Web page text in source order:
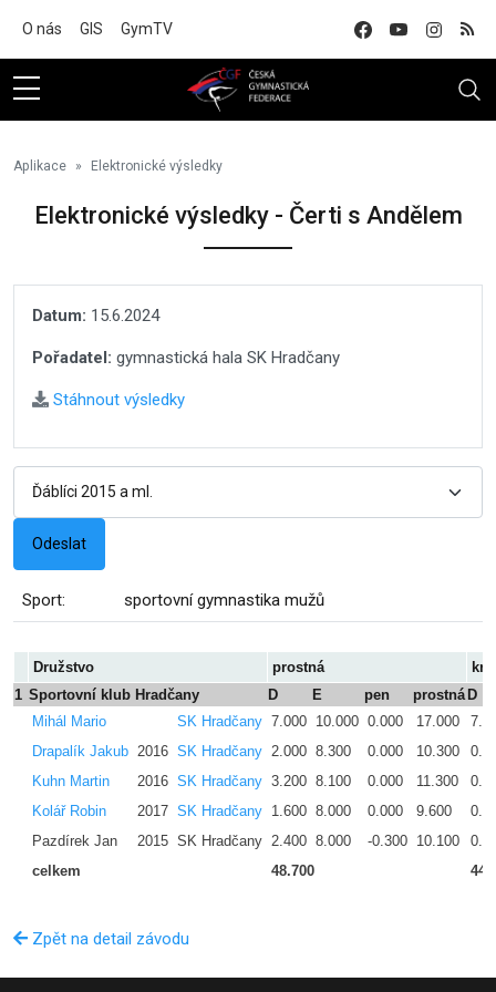
O nás GIS GymTV
Aplikace Elektronické výsledky
Elektronické výsledky - Čerti s Andělem
Datum: 15.6.2024
Pořadatel: gymnastická hala SK Hradčany
Stáhnout výsledky
Sport: sportovní gymnastika mužů
Družstvo prostná
1 Sportovní klub Hradčany D E pen prostná D
Mihál Mario
SK Hradčany 7.000 10.000 0.000 17.000
Drapalík Jakub 2016 SK Hradčany 2.000 8.300 0.000 10.300
Kuhn Martin
2016 SK Hradčany 3.200 8.100 0.000 11.300
Kolář Robin
2017 SK Hradčany 1.600 8.000 0.000 9.600
Pazdírek Jan
2015 SK Hradčany 2.400 8.000 -0.300 10.100
celkem
48.700
Zpět na detail závodu